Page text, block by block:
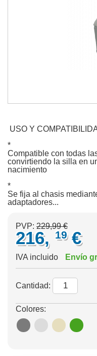
USO Y
*
Compatible con todas
convirtiendo la silla en
nacimiento
*
Se fija al chasis
adaptadores...
PVP: 229,99 €
216, 19 €
IVA incluido Envío
Cantidad:
Colores: